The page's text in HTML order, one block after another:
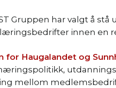
Gruppen har valgt å
innen en
for Haugalandet og
mellom